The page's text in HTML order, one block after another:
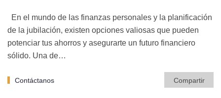
En el mundo de las finanzas personales y la planificación
de la jubilación, existen opciones valiosas que pueden
potenciar tus ahorros y asegurarte un futuro financiero
sólido. Una de…
Contáctanos Compartir